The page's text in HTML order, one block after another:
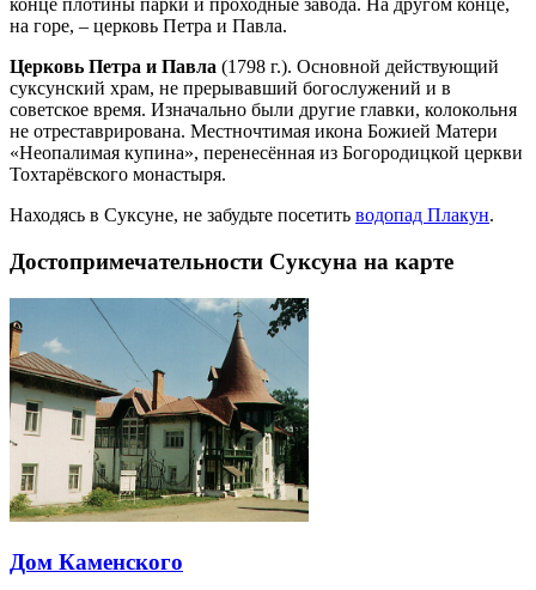
конце плотины парки и проходные завода. На другом конце,
на горе, – церковь Петра и Павла.
Церковь Петра и Павла (1798 г.). Основной действующий
суксунский храм, не прерывавший богослужений и в
советское время. Изначально были другие главки, колокольня
не отреставрирована. Местночтимая икона Божией Матери
«Неопалимая купина», перенесённая из Богородицкой церкви
Тохтарёвского монастыря.
Находясь в Суксуне, не забудьте посетить водопад Плакун.
Достопримечательности Суксуна на карте
Дом Каменского